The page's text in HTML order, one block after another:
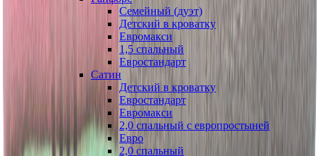
Семейный (дуэт)
Детский в кроватку
Евромакси
1,5 спальный
Евростандарт
Сатин
Детский в кроватку
Евростандарт
Евромакси
2,0 спальный с европростыней
Евро
2,0 спальный